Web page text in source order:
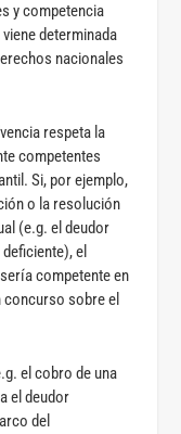
y competencia
determinada
nacionales
respeta la
competentes
Si, por ejemplo,
o la resolución
(e.g. el deudor
el
competente en
concurso sobre el
el cobro de una
el deudor
del